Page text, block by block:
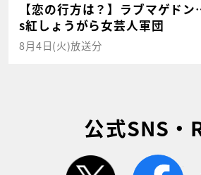
【恋の行方は？】ラブマゲド
s紅しょうがら女芸人軍団
8月4日(火)放送分
公式SNS・
twitter